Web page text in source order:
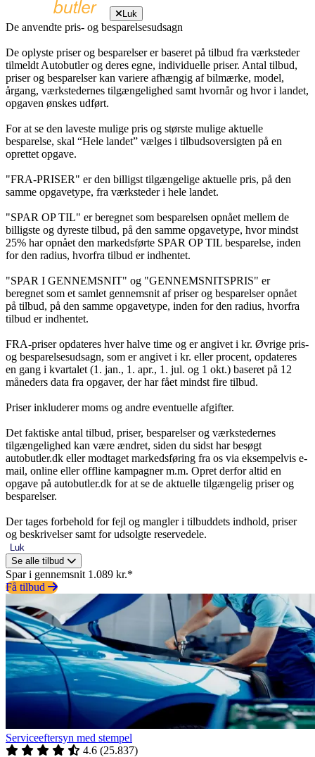
Luk
De anvendte pris- og besparelsesudsagn
De oplyste priser og besparelser er baseret på tilbud fra værksteder
tilmeldt Autobutler og deres egne, individuelle priser. Antal tilbud,
priser og besparelser kan variere afhængig af bilmærke, model,
årgang, værkstedernes tilgængelighed samt hvornår og hvor i landet,
opgaven ønskes udført.
For at se den laveste mulige pris og største mulige aktuelle
besparelse, skal “Hele landet” vælges i tilbudsoversigten på en
oprettet opgave.
"FRA-PRISER" er den billigst tilgængelige aktuelle pris, på den
samme opgavetype, fra værksteder i hele landet.
"SPAR OP TIL" er beregnet som besparelsen opnået mellem de
billigste og dyreste tilbud, på den samme opgavetype, hvor mindst
25% har opnået den markedsførte SPAR OP TIL besparelse, inden
for den radius, hvorfra tilbud er indhentet.
"SPAR I GENNEMSNIT" og "GENNEMSNITSPRIS" er
beregnet som et samlet gennemsnit af priser og besparelser opnået
på tilbud, på den samme opgavetype, inden for den radius, hvorfra
tilbud er indhentet.
FRA-priser opdateres hver halve time og er angivet i kr. Øvrige pris-
og besparelsesudsagn, som er angivet i kr. eller procent, opdateres
en gang i kvartalet (1. jan., 1. apr., 1. jul. og 1 okt.) baseret på 12
måneders data fra opgaver, der har fået mindst fire tilbud.
Priser inkluderer moms og andre eventuelle afgifter.
Det faktiske antal tilbud, priser, besparelser og værkstedernes
tilgængelighed kan være ændret, siden du sidst har besøgt
autobutler.dk eller modtaget markedsføring fra os via eksempelvis e-
mail, online eller offline kampagner m.m. Opret derfor altid en
opgave på autobutler.dk for at se de aktuelle tilgængelig priser og
besparelser.
Der tages forbehold for fejl og mangler i tilbuddets indhold, priser
og beskrivelser samt for udsolgte reservedele.
Luk
Se alle tilbud
Spar i gennemsnit 1.089 kr.*
Få tilbud
Serviceeftersyn med stempel
4.6 (25.837)